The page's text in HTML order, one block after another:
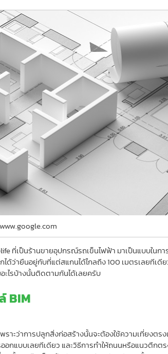
ที่เป็นร้านขายอุปกรณ์รถเข็นไฟฟ้า มาเป็นแบบในก
ได้ว่ายืนอยู่กับที่แต่สแกนได้ไกลถึง 100 เมตรเลยทีเดี
ะไรบ้างนั้นติดตามกันได้เลยครับ
BIM
าะว่าการปลูกสิ่งก่อสร้างนั้นจะต้องใช้ความเที่ยงต
กแบบเลยทีเดียว และวิธีการทำให้ถนนหรือแนวตึก